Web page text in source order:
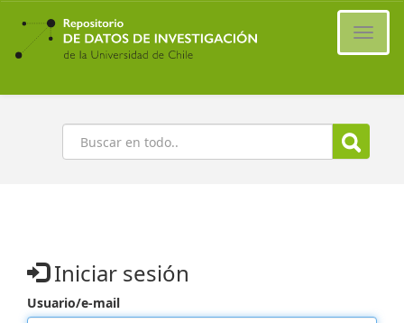
Ir
contenido
principal
Buscar
Iniciar sesión
Usuario/e-mail